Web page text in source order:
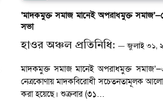
‘মাদকমুক্ত সমাজ মানেই অপরাধমুক্ত
সভা
হাওর অঞ্চল প্রতিনিধি: জুলাই ৩১,
মাদকমুক্ত সমাজ মানেই অপরাধমুক্ত
নেত্রকোণায় মাদকবিরোধী সচেতনতামূলক
করা হয়েছে। শুক্রবার (৩১…